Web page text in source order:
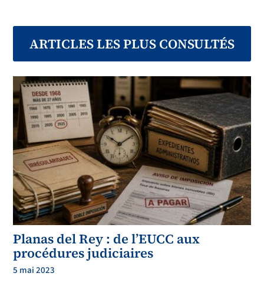
ARTICLES LES PLUS CONSULTÉS
Planas del Rey : de l’EUCC aux
procédures judiciaires
5 mai 2023